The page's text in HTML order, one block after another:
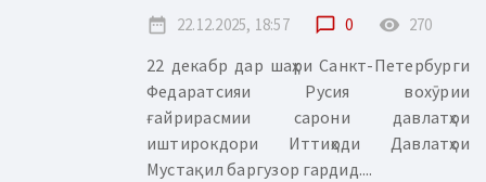
date_range 22.12.2025, 18:57 chat_bubble_outline 0 remove_red_eye 270
22 декабр дар шаҳри Санкт-Петербурги
Федаратсияи Русия вохӯрии
ғайрирасмии сарони давлатҳои
иштирокдори Иттиҳоди Давлатҳои
Мустақил баргузор гардид....